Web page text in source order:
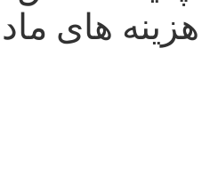
هزینه های